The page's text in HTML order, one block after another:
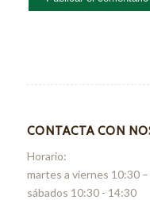
CONTACTA CON
Horario:
martes a viernes 10:30
sábados 10:30 - 14:30